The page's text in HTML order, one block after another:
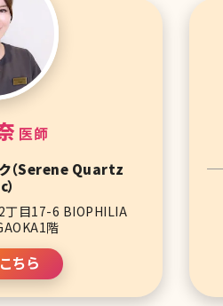
医師
ク（Serene Quartz
丁目17-6 BIOPHILIA
階
ちら